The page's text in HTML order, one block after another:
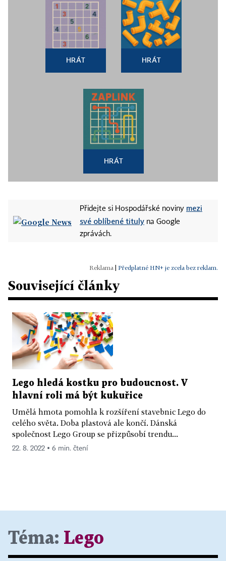
HRÁT HRÁT
HRÁT
Přidejte si Hospodářské noviny mezi
své oblíbené tituly na Google
zprávách.
Předplatné HN+ je zcela bez reklam.
Související články
Lego hledá kostku pro budoucnost. V
hlavní roli má být kukuřice
Umělá hmota pomohla k rozšíření stavebnic Lego do
celého světa. Doba plastová ale končí. Dánská
společnost Lego Group se přizpůsobí trendu...
22. 8. 2022 ▪ 6 min. čtení
Téma: Lego